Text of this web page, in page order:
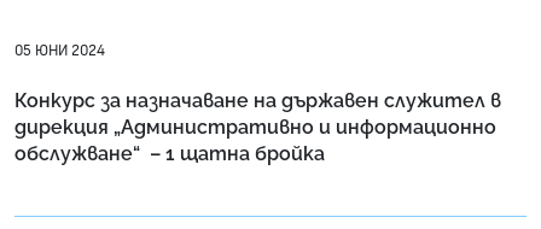
05 ЮНИ 2024
Конкурс за назначаване на държавен служител в
дирекция „Административно и информационно
обслужване“ – 1 щатнa бройкa